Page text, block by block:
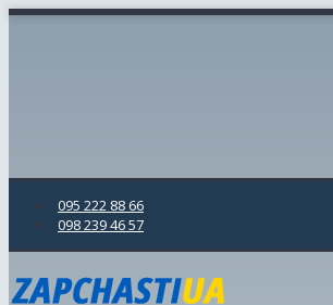
095 222 88 66
098 239 46 57